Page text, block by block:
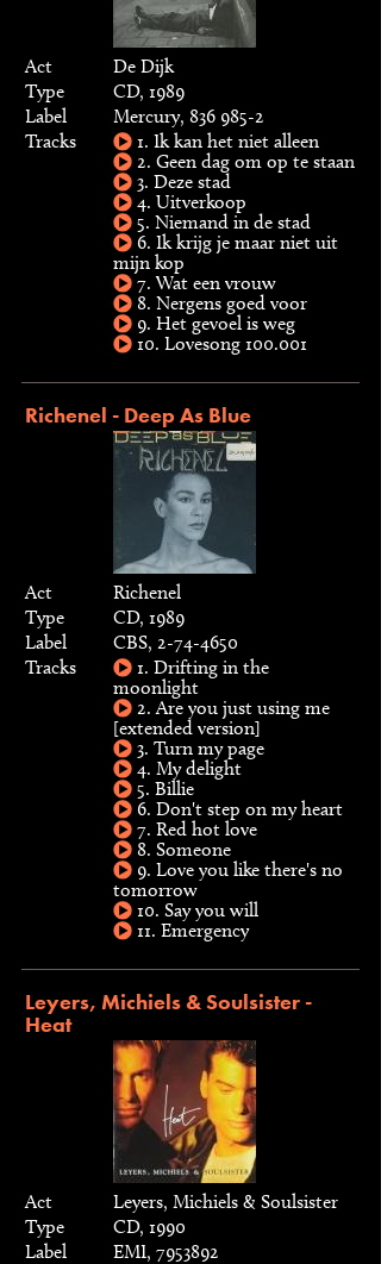
Act
De Dijk
Type
CD, 1989
Label
Mercury, 836 985-2
Tracks
1. Ik kan het niet alleen
2. Geen dag om op te staan
3. Deze stad
4. Uitverkoop
5. Niemand in de stad
6. Ik krijg je maar niet uit
mijn kop
7. Wat een vrouw
8. Nergens goed voor
9. Het gevoel is weg
10. Lovesong 100.001
Richenel - Deep As Blue
Act
Richenel
Type
CD, 1989
Label
CBS, 2-74-4650
Tracks
1. Drifting in the
moonlight
2. Are you just using me
[extended version]
3. Turn my page
4. My delight
5. Billie
6. Don't step on my heart
7. Red hot love
8. Someone
9. Love you like there's no
tomorrow
10. Say you will
11. Emergency
Leyers, Michiels & Soulsister -
Heat
Act
Leyers, Michiels & Soulsister
Type
CD, 1990
Label
EMI, 7953892